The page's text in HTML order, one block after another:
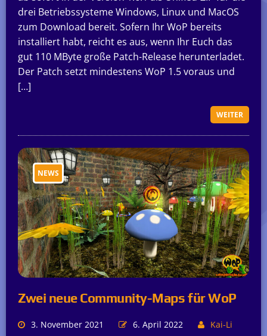
drei Betriebssysteme Windows, Linux und MacOS
zum Download bereit. Sofern Ihr WoP bereits
installiert habt, reicht es aus, wenn Ihr Euch das
gut 110 MByte große Patch-Release herunterladet.
Der Patch setzt mindestens WoP 1.5 voraus und
[…]
WEITER
NEWS
Zwei neue Community-Maps für WoP
3. November 2021 6. April 2022 Kai-Li